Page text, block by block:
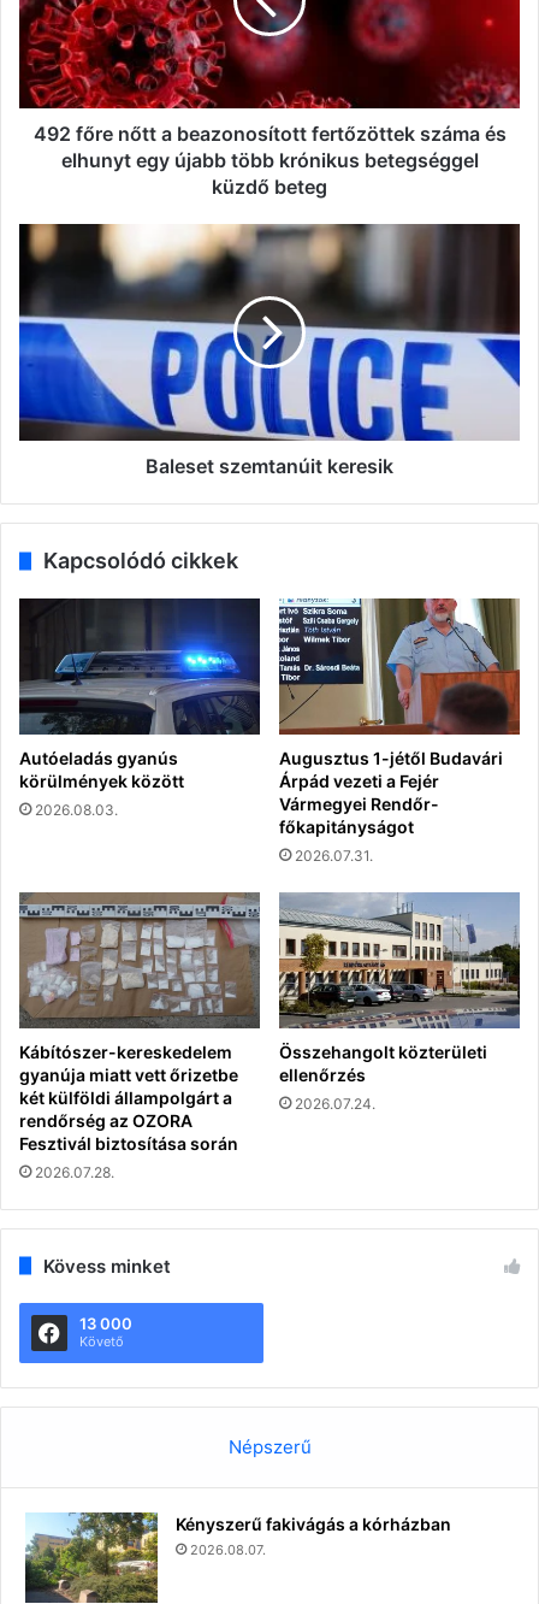
fertőzöttek
száma
és
elhunyt
egy
betegséggel
küzdő
492 főre nőtt a beazonosított fertőzöttek száma és
elhunyt egy újabb több krónikus betegséggel
küzdő beteg
szemtanúit
Baleset szemtanúit keresik
Kapcsolódó cikkek
Autóeladás gyanús
körülmények között
2026.08.03.
Augusztus 1-jétől Budavári
Árpád vezeti a Fejér
Vármegyei Rendőr-
főkapitányságot
2026.07.31.
Kábítószer-kereskedelem
gyanúja miatt vett őrizetbe
két külföldi állampolgárt a
rendőrség az OZORA
Fesztivál biztosítása során
2026.07.28.
Összehangolt közterületi
ellenőrzés
2026.07.24.
Kövess minket
13 000
Követő
Népszerű
Kényszerű fakivágás a kórházban
2026.08.07.